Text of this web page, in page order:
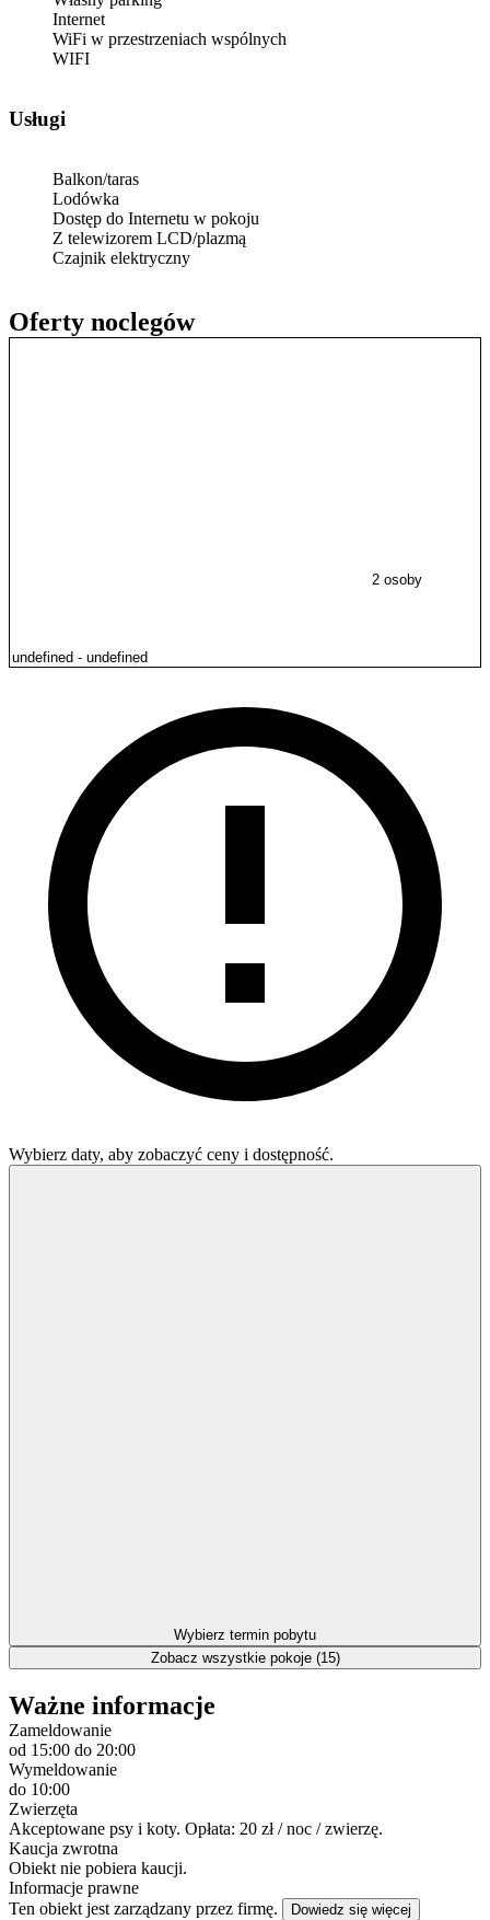
Oferty noclegów
2 osoby
Wybierz daty, aby zobaczyć ceny i dostępność.
Wybierz termin pobytu
Zobacz wszystkie pokoje (15)
Internet
WiFi w przestrzeniach wspólnych
WIFI
Usługi
Balkon/taras
Lodówka
Dostęp do Internetu w pokoju
Z telewizorem LCD/plazmą
Czajnik elektryczny
Ważne informacje
Zameldowanie
od 15:00 do 20:00
Wymeldowanie
do 10:00
Zwierzęta
Akceptowane psy i koty. Opłata: 20 zł / noc / zwierzę.
Kaucja zwrotna
Obiekt nie pobiera kaucji.
Informacje prawne
Ten obiekt jest zarządzany przez firmę.
Dowiedz się więcej